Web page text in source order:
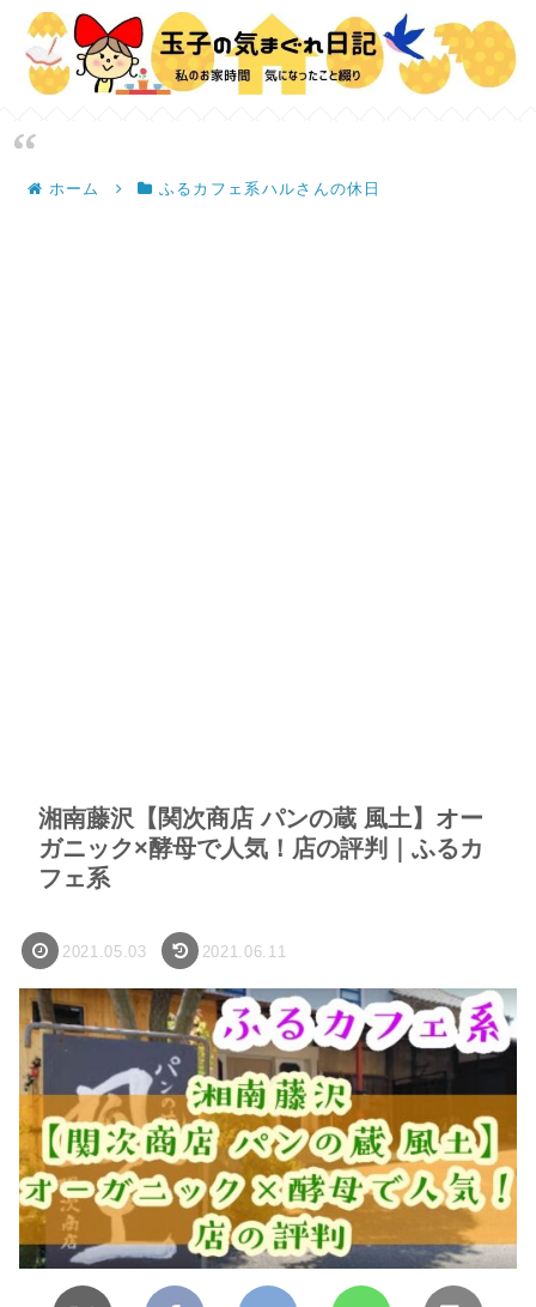
ホーム ふるカフェ系ハルさんの休日
湘南藤沢【関次商店 パンの蔵 風土】オー
ガニック×酵母で人気！店の評判｜ふるカ
フェ系
2021.05.03 2021.06.11